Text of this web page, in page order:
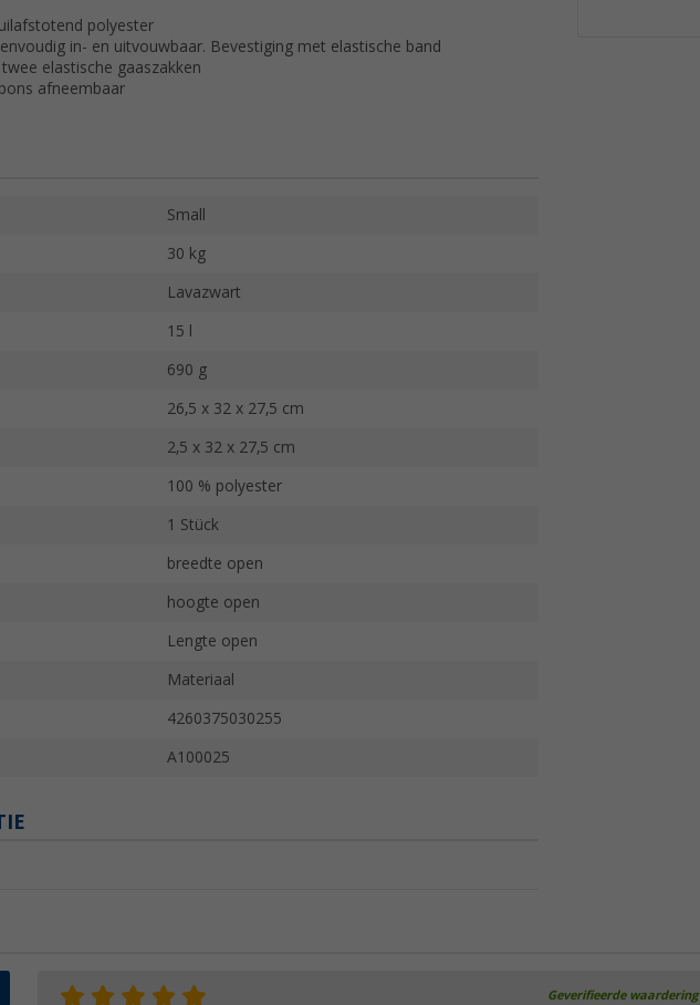
polyester
in- en uitvouwbaar. Bevestiging met elastische band
elastische gaaszakken
afneembaar
Small
30 kg
Lavazwart
15 l
690 g
26,5 x 32 x 27,5 cm
2,5 x 32 x 27,5 cm
100 % polyester
1 Stück
breedte open
hoogte open
Lengte open
Materiaal
4260375030255
A100025
Geverifieerde waardering